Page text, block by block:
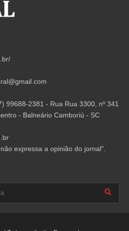
99688-2381 - Rua Rua 3300, nº 341
- Balneário Camboriú - SC
expressa a opinião do jornal".